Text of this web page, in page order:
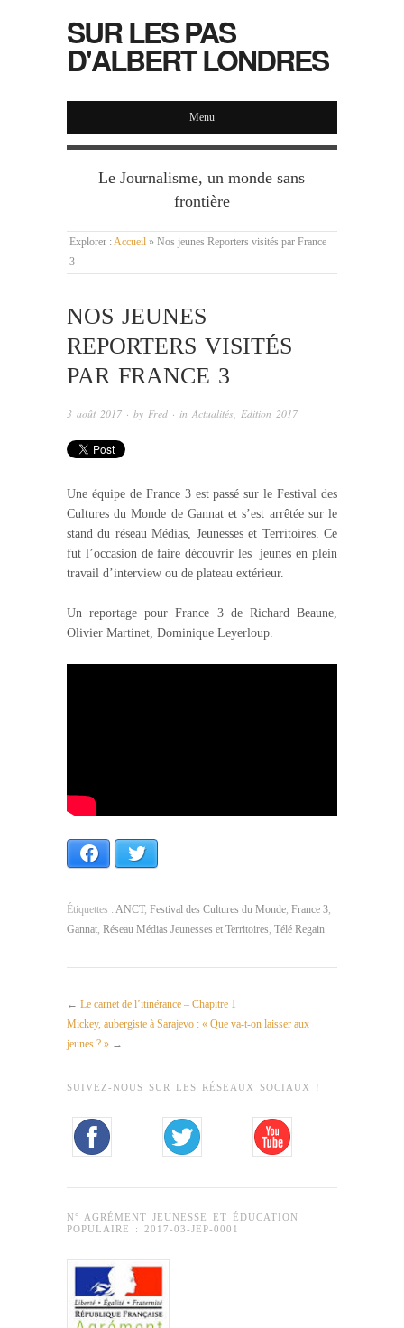
SUR LES PAS
D'ALBERT LONDRES
Menu
Le Journalisme, un monde sans
frontière
Explorer : Accueil » Nos jeunes Reporters visités par France
3
NOS JEUNES
REPORTERS VISITÉS
PAR FRANCE 3
3 août 2017 · by Fred · in Actualités Edition 2017
Une équipe de France 3 est passé sur le Festival des
Cultures du Monde de Gannat et s’est arrêtée sur le
stand du réseau Médias, Jeunesses et Territoires. Ce
fut l’occasion de faire découvrir les jeunes en plein
travail d’interview ou de plateau extérieur.
Un reportage pour France 3 de Richard Beaune,
Olivier Martinet, Dominique Leyerloup.
Facebook
Étiquettes : ANCT, Festival des Cultures du Monde, France 3,
Gannat, Réseau Médias Jeunesses et Territoires, Télé Regain
← Le carnet de l’itinérance – Chapitre 1
Mickey, aubergiste à Sarajevo : « Que va-t-on laisser aux
jeunes ? » →
SUIVEZ-NOUS SUR LES RÉSEAUX SOCIAUX !
N° AGRÉMENT JEUNESSE ET ÉDUCATION
POPULAIRE : 2017-03-JEP-0001